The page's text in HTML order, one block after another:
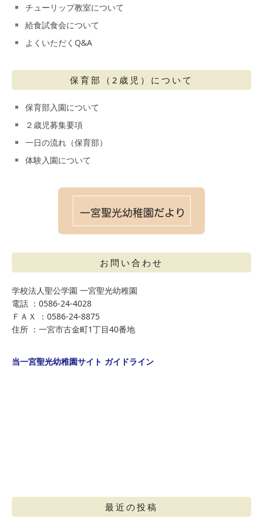
チューリップ教室について
給食試食会について
よくいただくQ&A
保育部（2歳児）について
保育部入園について
２歳児募集要項
一日の流れ（保育部）
体験入園について
お問い合わせ
学校法人聖公学園 一宮聖光幼稚園
電話 ：0586-24-4028
ＦＡＸ ：0586-24-8875
住所 ：一宮市古金町1丁目40番地
当一宮聖光幼稚園サイト ガイドライン
最近の投稿